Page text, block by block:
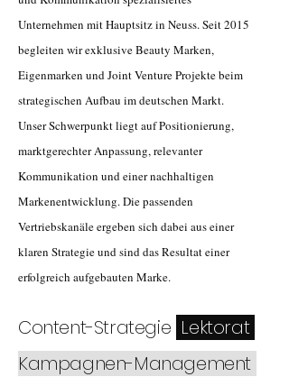
Unternehmen mit Hauptsitz in Neuss. Seit 2015
begleiten wir exklusive Beauty Marken,
Eigenmarken und Joint Venture Projekte beim
strategischen Aufbau im deutschen Markt.
Unser Schwerpunkt liegt auf Positionierung,
marktgerechter Anpassung, relevanter
Kommunikation und einer nachhaltigen
Markenentwicklung. Die passenden
Vertriebskanäle ergeben sich dabei aus einer
klaren Strategie und sind das Resultat einer
erfolgreich aufgebauten Marke.
Content-Strategie Lektorat
Kampagnen-Management